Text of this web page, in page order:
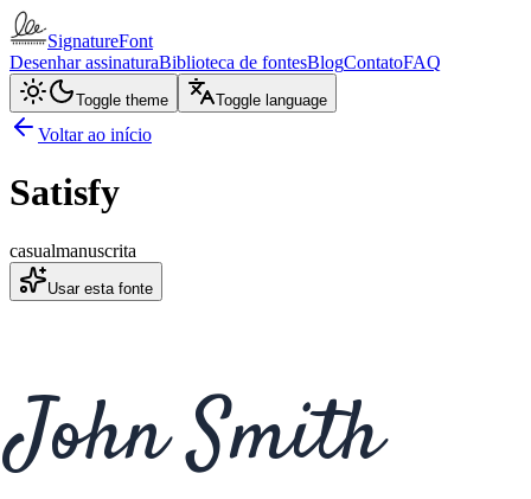
SignatureFont
Desenhar assinaturaBiblioteca de fontesBlogContatoFAQ
Toggle theme Toggle language
Voltar ao início
Satisfy
casualmanuscrita
Usar esta fonte
John Smith